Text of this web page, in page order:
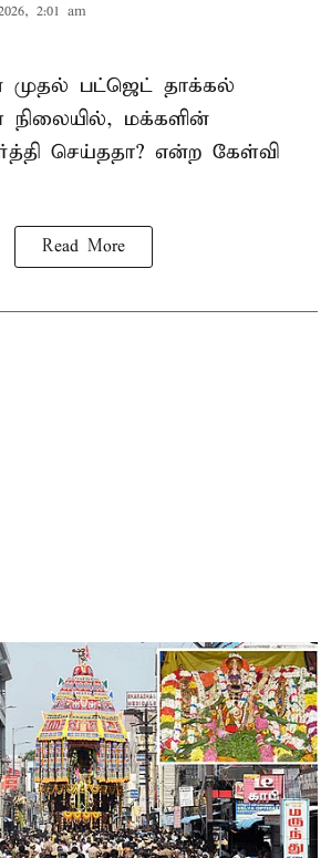
2:01 am
முதல் பட்ஜெட் தாக்கல்
நிலையில், மக்களின்
செய்ததா? என்ற கேள்வி
Read More